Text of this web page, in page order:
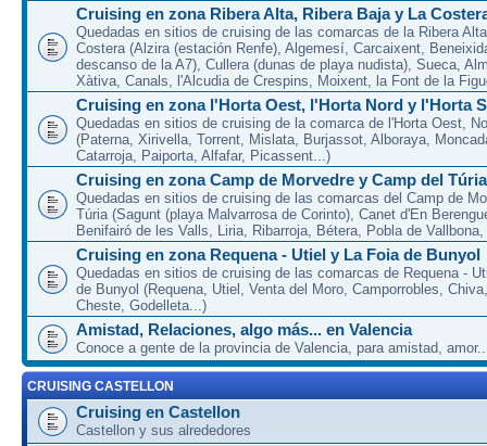
Cruising en zona Ribera Alta, Ribera Baja y La
Quedadas en sitios de cruising de las comarcas de la Ribera
Costera (Alzira (estación Renfe), Algemesí, Carcaixent,
descanso de la A7), Cullera (dunas de playa nudista), Sueca,
Xàtiva, Canals, l'Alcudia de Crespins, Moixent, la Font de la
Cruising en zona l'Horta Oest, l'Horta Nord y l'Horta
Quedadas en sitios de cruising de la comarca de l'Horta Oest,
(Paterna, Xirivella, Torrent, Mislata, Burjassot, Alboraya,
Catarroja, Paiporta, Alfafar, Picassent...)
Cruising en zona Camp de Morvedre y Camp del Túria
Quedadas en sitios de cruising de las comarcas del Camp de
Túria (Sagunt (playa Malvarrosa de Corinto), Canet d'En
Benifairó de les Valls, Liria, Ribarroja, Bétera, Pobla de
Cruising en zona Requena - Utiel y La Foia de Bunyol
Quedadas en sitios de cruising de las comarcas de Requena -
de Bunyol (Requena, Utiel, Venta del Moro, Camporrobles,
Cheste, Godelleta...)
Amistad, Relaciones, algo más... en Valencia
Conoce a gente de la provincia de Valencia, para amistad,
CRUISING CASTELLON
Cruising en Castellon
Castellon y sus alrededores